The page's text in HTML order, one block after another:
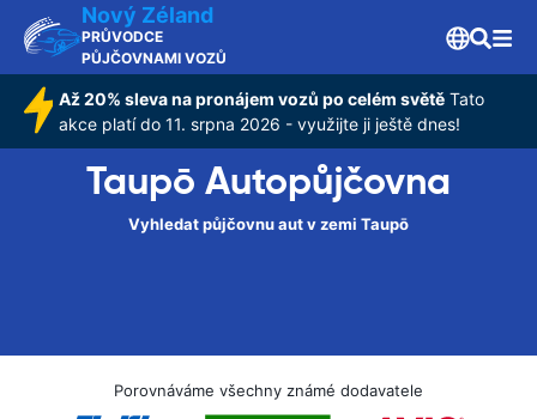
Nový Zéland
PRŮVODCE
PŮJČOVNAMI VOZŮ
Až 20% sleva na pronájem vozů po celém světě Tato
akce platí do 11. srpna 2026 - využijte ji ještě dnes!
Taupō Autopůjčovna
Vyhledat půjčovnu aut v zemi Taupō
Porovnáváme všechny známé dodavatele